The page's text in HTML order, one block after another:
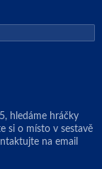
hledáme hráčky
si o místo v sestavě
na email